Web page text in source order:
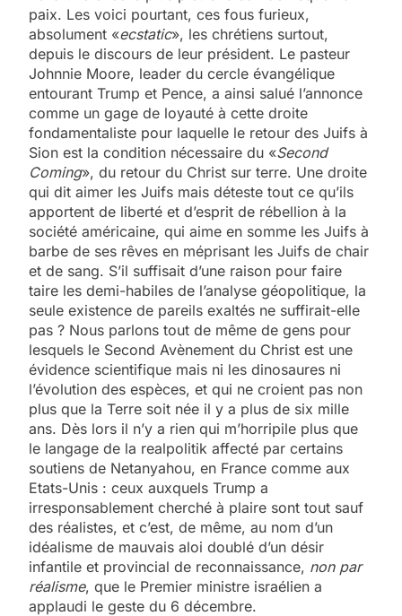
paix. Les voici pourtant, ces fous furieux,
absolument «ecstatic», les chrétiens surtout,
depuis le discours de leur président. Le pasteur
Johnnie Moore, leader du cercle évangélique
entourant Trump et Pence, a ainsi salué l’annonce
comme un gage de loyauté à cette droite
fondamentaliste pour laquelle le retour des Juifs à
Sion est la condition nécessaire du «Second
Coming», du retour du Christ sur terre. Une droite
qui dit aimer les Juifs mais déteste tout ce qu’ils
apportent de liberté et d’esprit de rébellion à la
société américaine, qui aime en somme les Juifs à
barbe de ses rêves en méprisant les Juifs de chair
et de sang. S’il suffisait d’une raison pour faire
taire les demi-habiles de l’analyse géopolitique, la
seule existence de pareils exaltés ne suffirait-elle
pas ? Nous parlons tout de même de gens pour
lesquels le Second Avènement du Christ est une
évidence scientifique mais ni les dinosaures ni
l’évolution des espèces, et qui ne croient pas non
plus que la Terre soit née il y a plus de six mille
ans. Dès lors il n’y a rien qui m’horripile plus que
le langage de la realpolitik affecté par certains
soutiens de Netanyahou, en France comme aux
Etats-Unis : ceux auxquels Trump a
irresponsablement cherché à plaire sont tout sauf
des réalistes, et c’est, de même, au nom d’un
idéalisme de mauvais aloi doublé d’un désir
infantile et provincial de reconnaissance, non par
réalisme, que le Premier ministre israélien a
applaudi le geste du 6 décembre.